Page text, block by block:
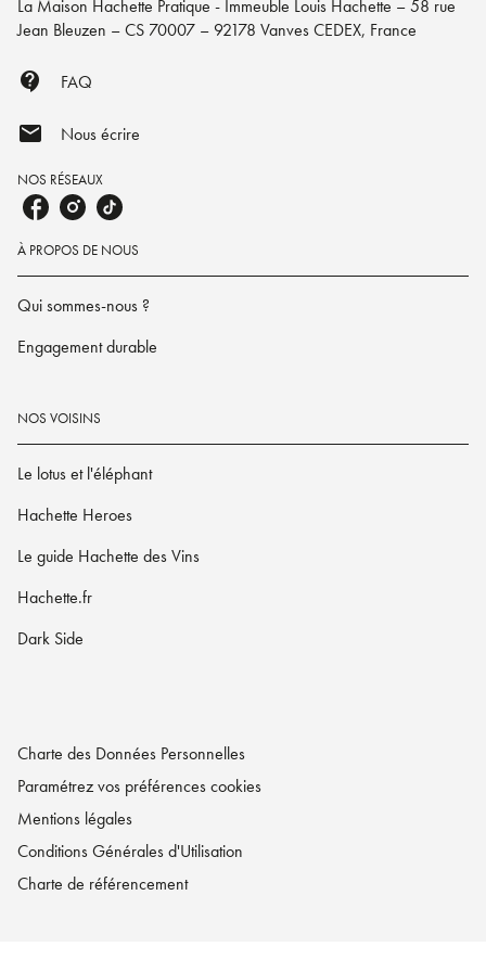
La Maison Hachette Pratique - Immeuble Louis Hachette – 58 rue
Jean Bleuzen – CS 70007 – 92178 Vanves CEDEX, France
contact_support FAQ
mail Nous écrire
NOS RÉSEAUX
À PROPOS DE NOUS
Qui sommes-nous ?
Engagement durable
NOS VOISINS
Le lotus et l'éléphant
Hachette Heroes
Le guide Hachette des Vins
Hachette.fr
Dark Side
Charte des Données Personnelles
Paramétrez vos préférences cookies
Mentions légales
Conditions Générales d'Utilisation
Charte de référencement